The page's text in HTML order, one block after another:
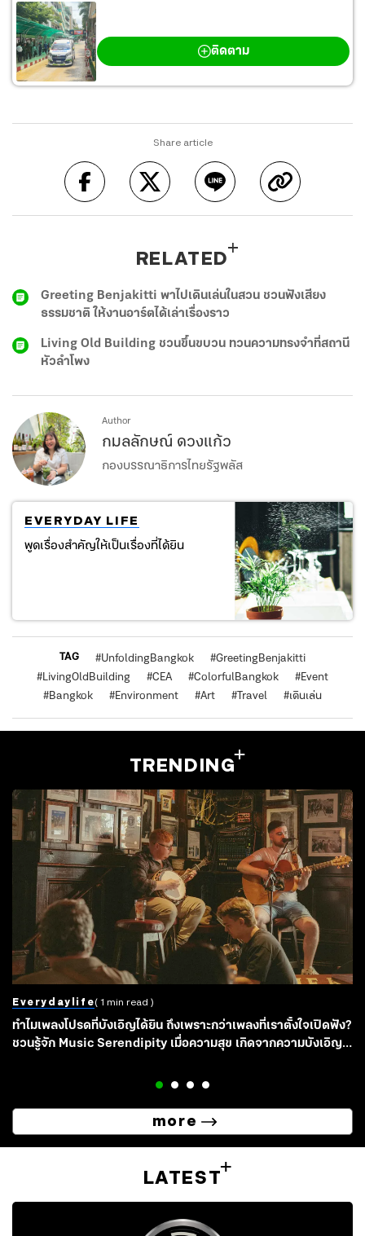
ติดตาม
Share article
RELATED
Greeting Benjakitti พาไปเดินเล่นในสวน ชวนฟังเสียง
ธรรมชาติ ให้งานอาร์ตได้เล่าเรื่องราว
Living Old Building ชวนขึ้นขบวน ทวนความทรงจำที่สถานี
หัวลำโพง
Author
กมลลักษณ์ ดวงแก้ว
กองบรรณาธิการไทยรัฐพลัส
EVERYDAY LIFE
พูดเรื่องสำคัญให้เป็นเรื่องที่ได้ยิน
TAG #UnfoldingBangkok #GreetingBenjakitti
#LivingOldBuilding #CEA #ColorfulBangkok #Event
#Bangkok #Environment #Art #Travel #เดินเล่น
TRENDING
Everydaylife( 1 min read )
ทำไมเพลงโปรดที่บังเอิญได้ยิน ถึงเพราะกว่าเพลงที่เราตั้งใจเปิดฟัง?
ชวนรู้จัก Music Serendipity เมื่อความสุข เกิดจากความบังเอิญ
more
LATEST